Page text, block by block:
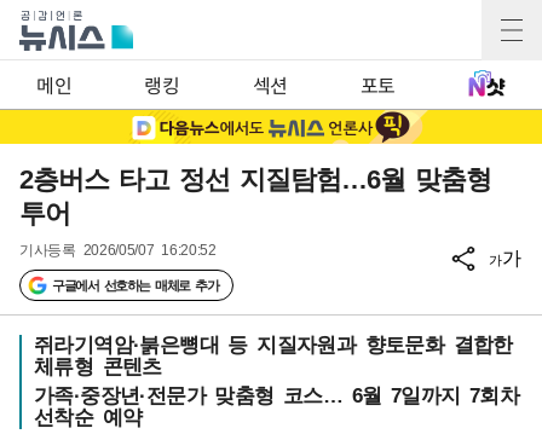
메인 랭킹 섹션 포토
2층버스 타고 정선 지질탐험…6월 맞춤형
투어
기사등록 2026/05/07 16:20:52
구글에서 선호하는 매체로 추가
가가
쥐라기역암·붉은뼝대 등 지질자원과 향토문화 결합한
체류형 콘텐츠
가족·중장년·전문가 맞춤형 코스… 6월 7일까지 7회차
선착순 예약